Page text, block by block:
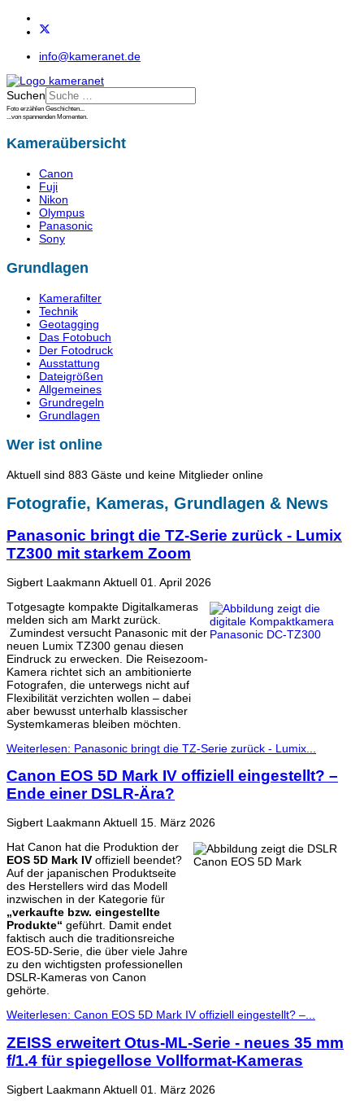
info@kameranet.de
Suchen
Foto erzählen Geschichten...
...von spannenden Momenten.
Kameraübersicht
Canon
Fuji
Nikon
Olympus
Panasonic
Sony
Grundlagen
Kamerafilter
Technik
Geotagging
Das Fotobuch
Der Fotodruck
Ausstattung
Dateigrößen
Allgemeines
Grundregeln
Grundlagen
Wer ist online
Aktuell sind 883 Gäste und keine Mitglieder online
Fotografie, Kameras, Grundlagen & News
Panasonic bringt die TZ-Serie zurück - Lumix
TZ300 mit starkem Zoom
Sigbert Laakmann Aktuell 01. April 2026
Totgesagte kompakte Digitalkameras
melden sich am Markt zurück.
Zumindest versucht Panasonic mit der
neuen Lumix TZ300 genau diesen
Eindruck zu erwecken. Die Reisezoom-
Kamera richtet sich an ambitionierte
Fotografen, die unterwegs nicht auf
Flexibilität verzichten wollen – dabei
aber bewusst unterhalb klassischer
Systemkameras bleiben möchten.
Weiterlesen: Panasonic bringt die TZ-Serie zurück - Lumix...
Canon EOS 5D Mark IV offiziell eingestellt? –
Ende einer DSLR-Ära?
Sigbert Laakmann Aktuell 15. März 2026
Hat Canon hat die Produktion der
EOS 5D Mark IV offiziell beendet?
Auf der japanischen Produktseite
des Herstellers wird das Modell
inzwischen in der Kategorie für
„verkaufte bzw. eingestellte
Produkte“ geführt. Damit endet
faktisch auch die traditionsreiche
EOS-5D-Serie, die über viele Jahre
zu den wichtigsten professionellen
DSLR-Kameras von Canon
gehörte.
Weiterlesen: Canon EOS 5D Mark IV offiziell eingestellt? –...
ZEISS erweitert Otus-ML-Serie - neues 35 mm
f/1.4 für spiegellose Vollformat-Kameras
Sigbert Laakmann Aktuell 01. März 2026